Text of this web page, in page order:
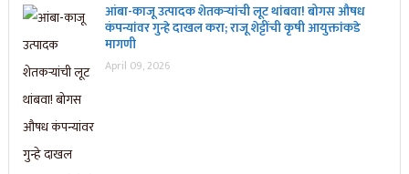
आंबा-काजू उत्पादक शेतकऱ्यांची लूट थांबवा! बोगस औषध
कंपन्यांवर गुन्हे दाखल करा; राजू शेट्टींची कृषी आयुक्तांकडे
मागणी
April 09, 2026